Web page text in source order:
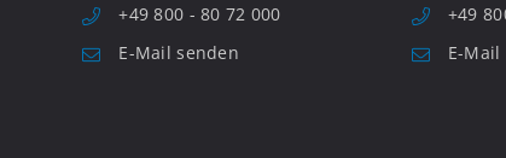
+49 800 - 80 72 000
E-Mail senden
+49
E-Mail